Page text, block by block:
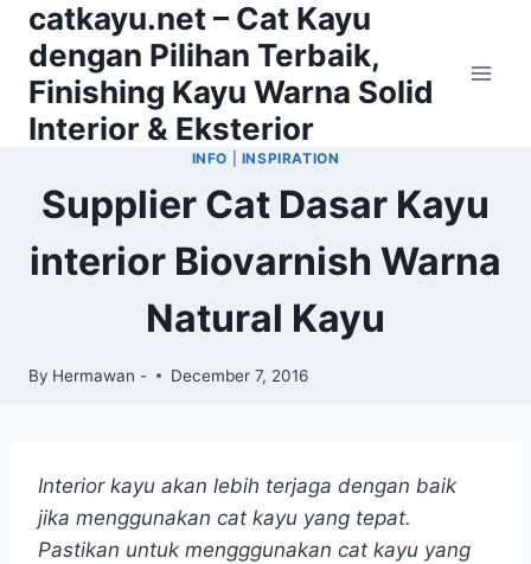
Skip
content
catkayu.net – Cat Kayu
dengan Pilihan Terbaik,
Finishing Kayu Warna Solid
Interior & Eksterior
INFO INSPIRATION
Supplier Cat Dasar Kayu
interior Biovarnish Warna
Natural Kayu
By Hermawan - December 7, 2016
Interior kayu akan lebih terjaga dengan baik
jika menggunakan cat kayu yang tepat.
Pastikan untuk mengggunakan cat kayu yang